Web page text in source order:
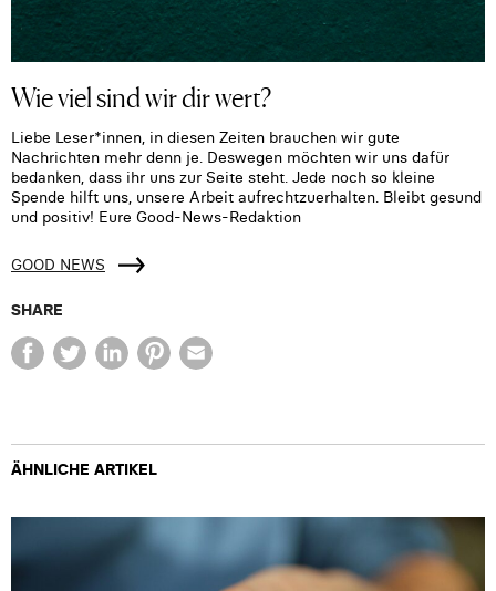
Wie viel sind wir dir wert?
Liebe Leser*innen, in diesen Zeiten brauchen wir gute
Nachrichten mehr denn je. Deswegen möchten wir uns dafür
bedanken, dass ihr uns zur Seite steht. Jede noch so kleine
Spende hilft uns, unsere Arbeit aufrechtzuerhalten. Bleibt gesund
und positiv! Eure Good-News-Redaktion
GOOD NEWS
SHARE
ÄHNLICHE ARTIKEL